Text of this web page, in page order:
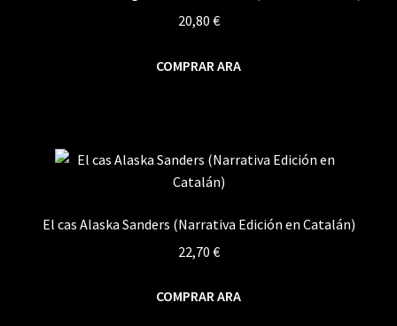
20,80 €
COMPRAR ARA
El cas Alaska Sanders (Narrativa Edición en Catalán)
22,70 €
COMPRAR ARA